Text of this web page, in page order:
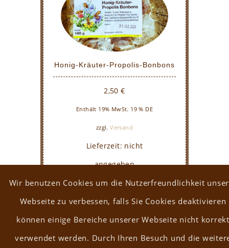
Honig-Kräuter-Propolis-Bonbons
2,50€
Enthält 19% MwSt. 19 % DE
zzgl.Versand
Lieferzeit: nicht
angegeben
Wir benutzen Cookies um die Nutzerfreundlichkeit
Webseite zu verbessen, falls Sie Cookies deaktivieren
können einige Bereiche unserer Webseite nicht korrekt
verwendet werden. Durch Ihren Besuch und die